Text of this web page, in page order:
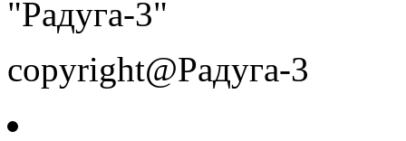
"Радуга-3"
copyright@Радуга-3